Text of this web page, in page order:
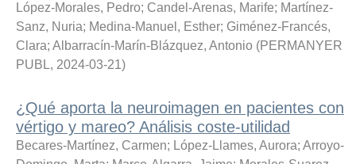
López-Morales, Pedro; Candel-Arenas, Marife; Martínez-
Sanz, Nuria; Medina-Manuel, Esther; Giménez-Francés,
Clara; Albarracín-Marín-Blázquez, Antonio (PERMANYER
PUBL, 2024-03-21)
¿Qué aporta la neuroimagen en pacientes con
vértigo y mareo? Análisis coste-utilidad
Becares-Martínez, Carmen; López-Llames, Aurora; Arroyo-